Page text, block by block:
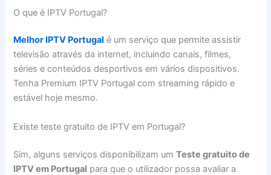
O que é IPTV Portugal?
Melhor IPTV Portugal é um serviço que permite assistir
televisão através da internet, incluindo canais, filmes,
séries e conteúdos desportivos em vários dispositivos.
Tenha Premium IPTV Portugal com streaming rápido e
estável hoje mesmo.
Existe teste gratuito de IPTV em Portugal?
Sim, alguns serviços disponibilizam umTeste gratuito de
IPTV em Portugal para que o utilizador possa avaliar a